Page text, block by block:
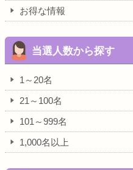
お得な情報
当選人数から探す
1～20名
21～100名
101～999名
1,000名以上